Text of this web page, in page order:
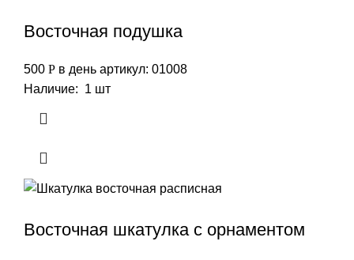
Восточная подушка
500 Р в день артикул: 01008
Наличие: 1 шт
Восточная шкатулка с орнаментом